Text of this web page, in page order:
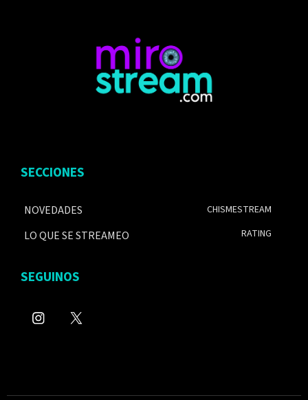
SECCIONES
NOVEDADES
LO QUE SE STREAMEO
CHISMESTREAM
RATING
SEGUINOS